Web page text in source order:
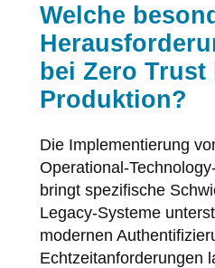
Welche
bei Zero Trust
Produktion?
Die Implementierung
Operational-
bringt spezifische
Legacy-Systeme
modernen
Echtzeitanforderungen